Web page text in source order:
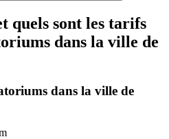
quels sont les tarifs
dans la ville de
dans la ville de